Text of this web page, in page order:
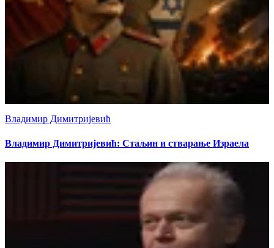
Владимир Димитријевић
Владимир Димитријевић: Стаљин и стварање Израела